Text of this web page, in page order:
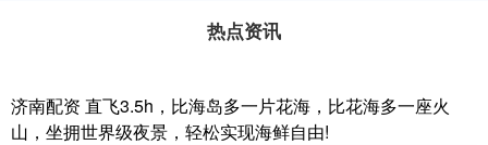
热点资讯
济南配资 直飞3.5h，比海岛多一片花海，比花海多一座火
山，坐拥世界级夜景，轻松实现海鲜自由!